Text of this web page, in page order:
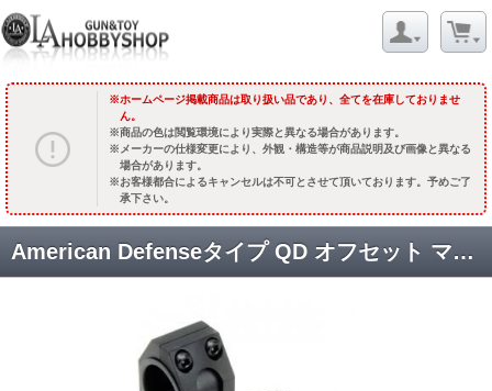
ホームページ掲載商品は取り扱い品であり、全てを在庫しておりませ
ん。
商品の色は閲覧環境により実際と異なる場合があります。
メーカーの仕様変更により、外観・構造等が商品説明及び画像と異なる
場合があります。
お客様都合によるキャンセルは不可とさせて頂いております。予めご了
承下さい。
American Defenseタイプ QD オフセット マウントリング【25mm/30mm】 [KW-MT-111] [取寄]